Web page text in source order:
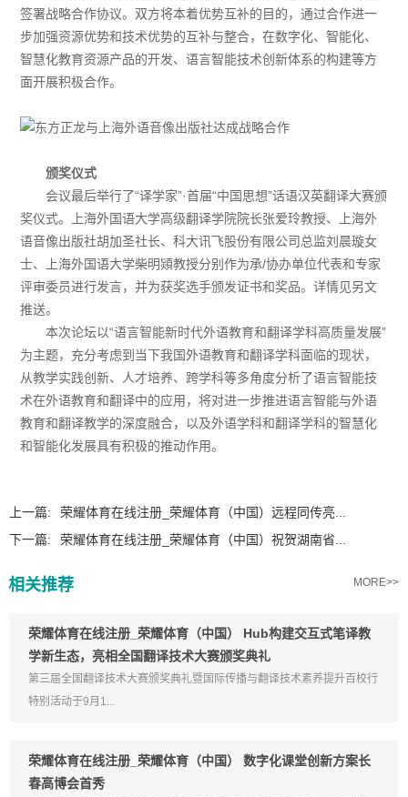
签署战略合作协议。双方将本着优势互补的目的，通过合作进一
步加强资源优势和技术优势的互补与整合，在数字化、智能化、
智慧化教育资源产品的开发、语言智能技术创新体系的构建等方
面开展积极合作。
颁奖仪式
会议最后举行了“译学家”·首届“中国思想”话语汉英翻译大赛颁
奖仪式。上海外国语大学高级翻译学院院长张爱玲教授、上海外
语音像出版社胡加圣社长、科大讯飞股份有限公司总监刘晨璇女
士、上海外国语大学柴明熲教授分别作为承/协办单位代表和专家
评审委员进行发言，并为获奖选手颁发证书和奖品。详情见另文
推送。
本次论坛以“语言智能新时代外语教育和翻译学科高质量发展”
为主题，充分考虑到当下我国外语教育和翻译学科面临的现状，
从教学实践创新、人才培养、跨学科等多角度分析了语言智能技
术在外语教育和翻译中的应用，将对进一步推进语言智能与外语
教育和翻译教学的深度融合，以及外语学科和翻译学科的智慧化
和智能化发展具有积极的推动作用。
上一篇:
荣耀体育在线注册_荣耀体育（中国）远程同传亮...
下一篇:
荣耀体育在线注册_荣耀体育（中国）祝贺湖南省...
相关推荐 MORE>>
荣耀体育在线注册_荣耀体育（中国） Hub构建交互式笔译教
学新生态，亮相全国翻译技术大赛颁奖典礼
第三届全国翻译技术大赛颁奖典礼暨国际传播与翻译技术素养提升百校行
特别活动于9月1...
荣耀体育在线注册_荣耀体育（中国） 数字化课堂创新方案长
春高博会首秀